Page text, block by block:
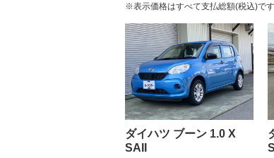
※表示価格はすべて支払総額(税込)です
ダイハツ ブーン 1.0 X
SAII